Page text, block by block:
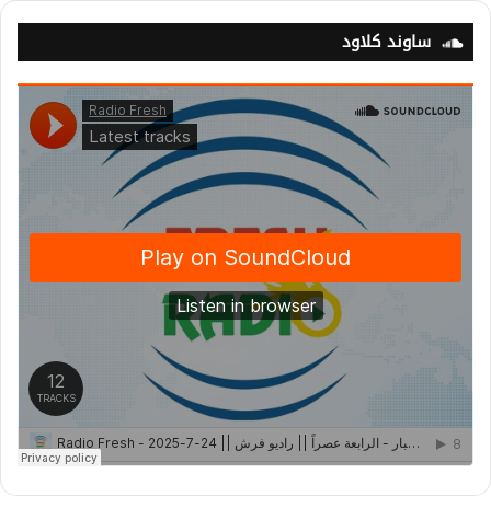
ساوند كلاود